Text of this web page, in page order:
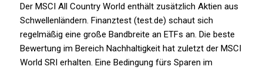
Der MSCI All Country World enthält zusätzlich Aktien aus
Schwellenländern. Finanztest (test.de) schaut sich
regelmäßig eine große Bandbreite an ETFs an. Die beste
Bewertung im Bereich Nachhaltigkeit hat zuletzt der MSCI
World SRI erhalten. Eine Bedingung fürs Sparen im